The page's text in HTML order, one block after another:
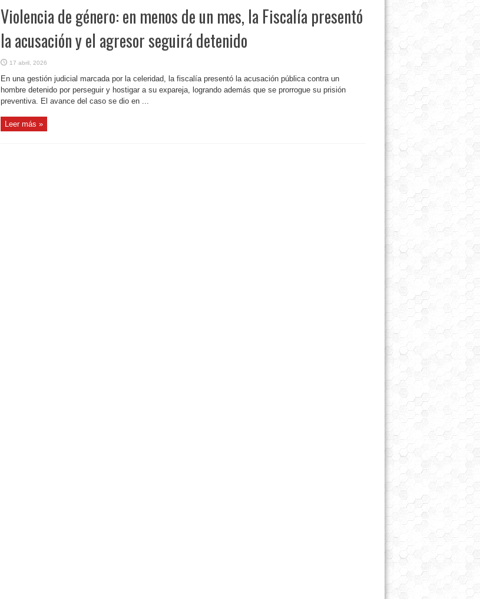
Violencia de género: en menos de un mes, la Fiscalía presentó
la acusación y el agresor seguirá detenido
17 abril, 2026
En una gestión judicial marcada por la celeridad, la fiscalía presentó la acusación pública contra un
hombre detenido por perseguir y hostigar a su expareja, logrando además que se prorrogue su prisión
preventiva. El avance del caso se dio en ...
Leer más »